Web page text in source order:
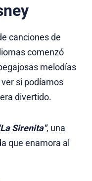
canciones de
comenzó
melodías
si podíamos
divertido.
Sirenita", una
que enamora al